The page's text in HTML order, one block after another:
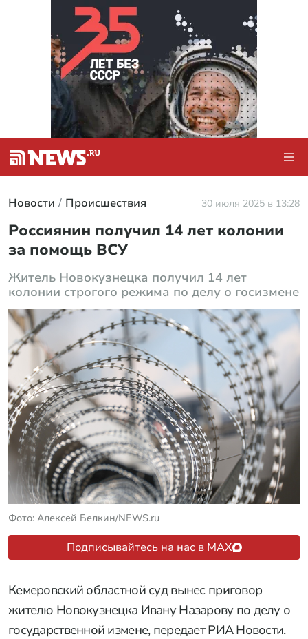
Новости Происшествия 30 июля 2025 в 13:28
Россиянин получил 14 лет колонии
за помощь ВСУ
Житель Новокузнецка получил 14 лет
колонии строгого режима по делу о госизмене
Фото: Алексей Белкин/NEWS.ru
Подписывайтесь на нас в MAX
Кемеровский областной суд вынес приговор
жителю Новокузнецка Ивану Назарову по делу о
государственной измене, передает РИА Новости.